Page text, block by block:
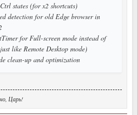
states (for x2 shortcuts)
detection for old Edge browser in
for Full-screen mode instead of
like Remote Desktop mode)
clean-up and optimization
Царь!